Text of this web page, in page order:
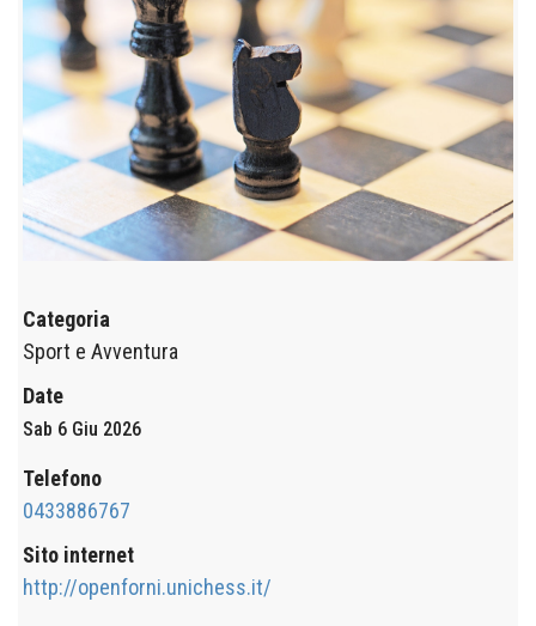
Categoria
Sport e Avventura
Date
Sab 6 Giu 2026
Telefono
0433886767
Sito internet
http://openforni.unichess.it/